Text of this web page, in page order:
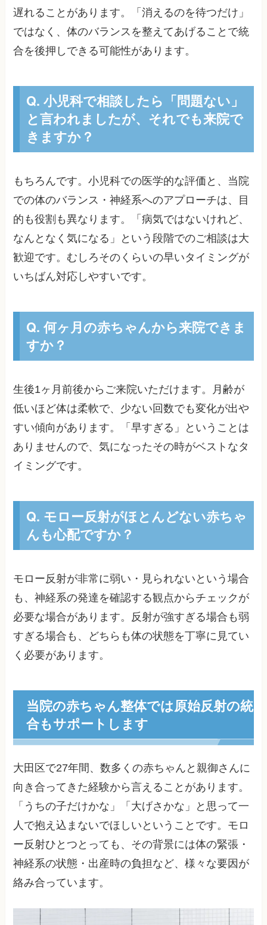
遅れることがあります。「消えるのを待つだけ」
ではなく、体のバランスを整えてあげることで統
合を後押しできる可能性があります。
Q. 小児科で相談したら「問題ない」
と言われましたが、それでも来院で
きますか？
もちろんです。小児科での医学的な評価と、当院
での体のバランス・神経系へのアプローチは、目
的も役割も異なります。「病気ではないけれど、
なんとなく気になる」という段階でのご相談は大
歓迎です。むしろそのくらいの早いタイミングが
いちばん対応しやすいです。
Q. 何ヶ月の赤ちゃんから来院できま
すか？
生後1ヶ月前後からご来院いただけます。月齢が
低いほど体は柔軟で、少ない回数でも変化が出や
すい傾向があります。「早すぎる」ということは
ありませんので、気になったその時がベストなタ
イミングです。
Q. モロー反射がほとんどない赤ちゃ
んも心配ですか？
モロー反射が非常に弱い・見られないという場合
も、神経系の発達を確認する観点からチェックが
必要な場合があります。反射が強すぎる場合も弱
すぎる場合も、どちらも体の状態を丁寧に見てい
く必要があります。
当院の赤ちゃん整体では原始反射の統
合もサポートします
大田区で27年間、数多くの赤ちゃんと親御さんに
向き合ってきた経験から言えることがあります。
「うちの子だけかな」「大げさかな」と思って一
人で抱え込まないでほしいということです。モロ
ー反射ひとつとっても、その背景には体の緊張・
神経系の状態・出産時の負担など、様々な要因が
絡み合っています。